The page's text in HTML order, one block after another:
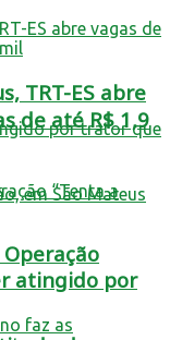
atingido por
TRT-ES abre
de até R$ 1,9